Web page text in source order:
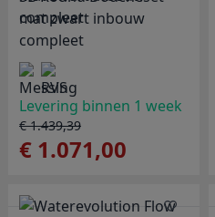
mat zwart inbouw
compleet
Levering binnen 1 week
€ 1.439,39
€ 1.071,00